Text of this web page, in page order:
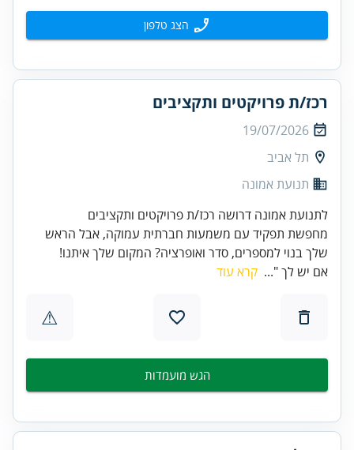
הצג טלפון
רכז/ת פרויקטים ותקציבים
19/07/2026
תל אביב
תנועת אמונה
לתנועת אמונה דרושה רכז/ת פרויקטים ותקציבים
מחפשת תפקיד עם משמעות חברתית עמוקה, אבל הראש
שלך בנוי למספרים, סדר ואופרציה? המקום שלך איתנו!
אם יש לך "... קרא עוד
⚠
הגש מועמדות